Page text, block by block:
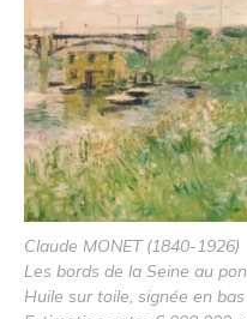
Claude MONET (1840-1926)
Les bords de la Seine au
Huile sur toile, signée en